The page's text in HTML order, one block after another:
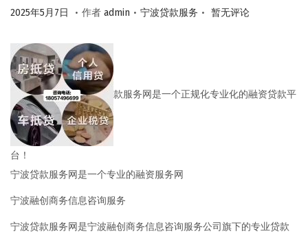
作
2025年5月7日
2
2
5
年
5
月
7
. 作者 admin . 作
宁波贷款服务 . 暂无评论
款服务网是一个正规化专业化的融资贷款平
台！
宁波贷款服务网是一个专业的融资服务网
宁波融创商务信息咨询服务
宁波贷款服务网是宁波融创商务信息咨询服务公司旗下的专业贷款